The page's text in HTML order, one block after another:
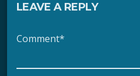
LEAVE A REPLY
Comment*